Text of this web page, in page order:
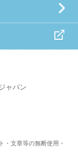
ャパン
・文章等の無断使用・